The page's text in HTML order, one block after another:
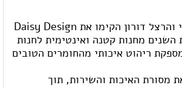
מנהלי החברה דייזי והרצל דורון הקימו את Daisy Design
מחנות קטנה ואינטימית לחנות
ריהוט איכותי מהחומרים הטובים
מסורת האיכות והשירות, תוך